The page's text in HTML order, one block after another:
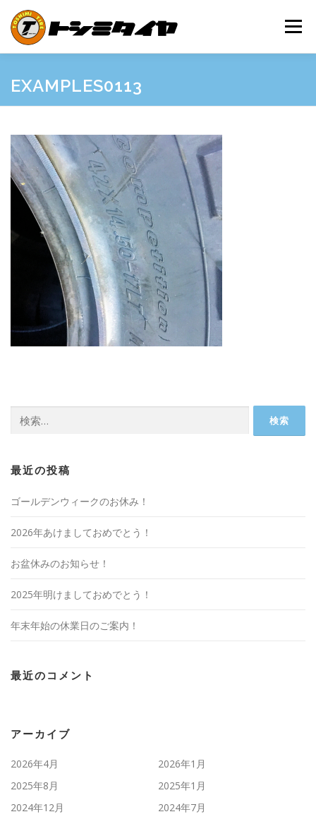
キ
メニュー
HOME MAINTENANCE
SHOP GUIDE BLOG INQUIRY
INFORMATION SNS FRIEND’S SITE
EXAMPLES0113
索:
最近の投稿
ゴールデンウィークのお休み！
2026年あけましておめでとう！
お盆休みのお知らせ！
2025年明けましておめでとう！
年末年始の休業日のご案内！
最近のコメント
アーカイブ
2026年4月
2026年1月
2025年8月
2025年1月
2024年12月
2024年7月